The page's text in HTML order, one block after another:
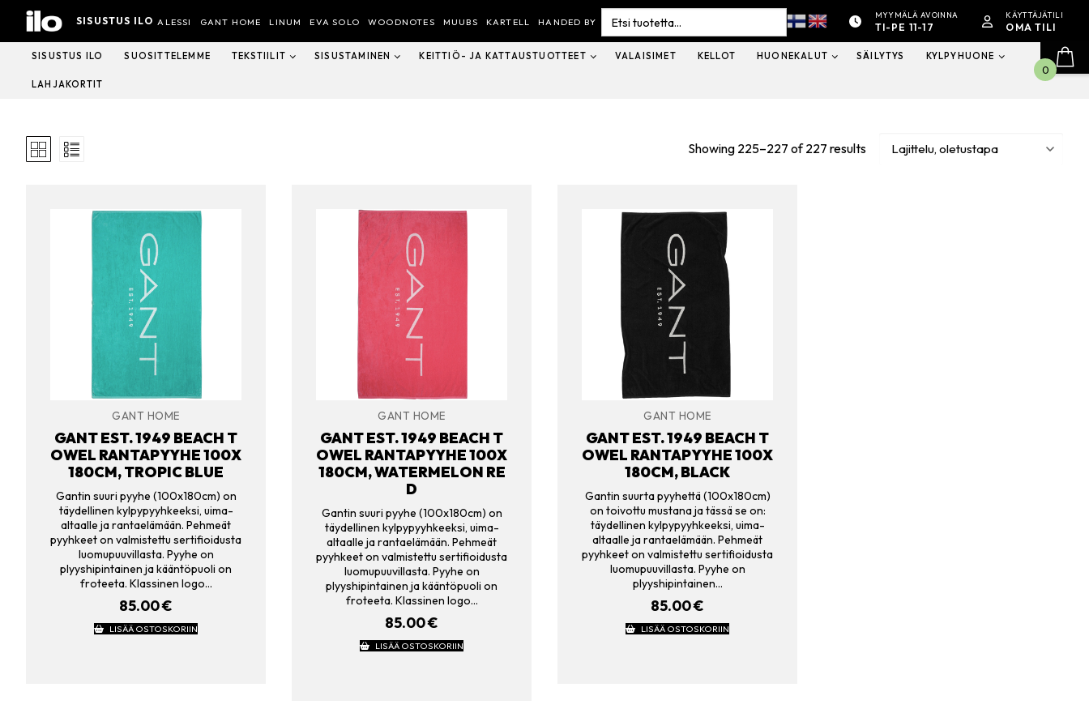
Hyppää
sisältöön
SISUSTUS ILO ALESSI GANT HOME LINUM EVA SOLO WOODNOTES MUUBS KARTELL HANDED BY
Search
for:
MYYMÄLÄ AVOINNA
TI-PE 11-17
KÄYTTÄJÄTILI
OMA TILI
SISUSTUS ILO SUOSITTELEMME TEKSTIILIT SISUSTAMINEN KEITTIÖ- JA KATTAUSTUOTTEET VALAISIMET KELLOT HUONEKALUT SÄILYTYS KYLPYHUONE
LAHJAKORTIT
Showing 225–227 of 227 results
GANT HOME
GANT EST. 1949 BEACH T
OWEL RANTAPYYHE 100X
180CM, TROPIC BLUE
Gantin suuri pyyhe (100x180cm) on
täydellinen kylpypyyhkeeksi, uima-
altaalle ja rantaelämään. Pehmeät
pyyhkeet on valmistettu sertifioidusta
luomupuuvillasta. Pyyhe on
plyyshipintainen ja kääntöpuoli on
froteeta. Klassinen logo…
85.00€
LISÄÄ OSTOSKORIIN
GANT HOME
GANT EST. 1949 BEACH T
OWEL RANTAPYYHE 100X
180CM, WATERMELON RE
D
Gantin suuri pyyhe (100x180cm) on
täydellinen kylpypyyhkeeksi, uima-
altaalle ja rantaelämään. Pehmeät
pyyhkeet on valmistettu sertifioidusta
luomupuuvillasta. Pyyhe on
plyyshipintainen ja kääntöpuoli on
froteeta. Klassinen logo…
85.00€
LISÄÄ OSTOSKORIIN
GANT HOME
GANT EST. 1949 BEACH T
OWEL RANTAPYYHE 100X
180CM, BLACK
Gantin suurta pyyhettä (100x180cm)
on toivottu mustana ja tässä se on:
täydellinen kylpypyyhkeeksi, uima-
altaalle ja rantaelämään. Pehmeät
pyyhkeet on valmistettu sertifioidusta
luomupuuvillasta. Pyyhe on
plyyshipintainen…
85.00€
LISÄÄ OSTOSKORIIN
0